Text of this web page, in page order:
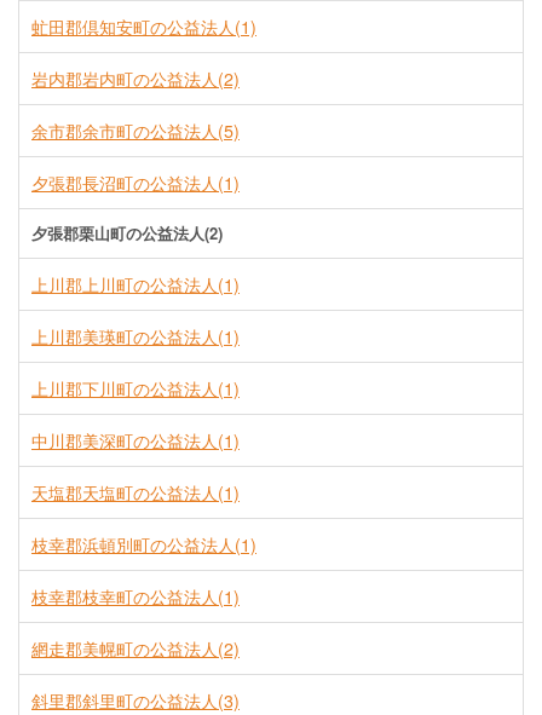
虻田郡倶知安町の公益法人(1)
岩内郡岩内町の公益法人(2)
余市郡余市町の公益法人(5)
夕張郡長沼町の公益法人(1)
夕張郡栗山町の公益法人(2)
上川郡上川町の公益法人(1)
上川郡美瑛町の公益法人(1)
上川郡下川町の公益法人(1)
中川郡美深町の公益法人(1)
天塩郡天塩町の公益法人(1)
枝幸郡浜頓別町の公益法人(1)
枝幸郡枝幸町の公益法人(1)
網走郡美幌町の公益法人(2)
斜里郡斜里町の公益法人(3)